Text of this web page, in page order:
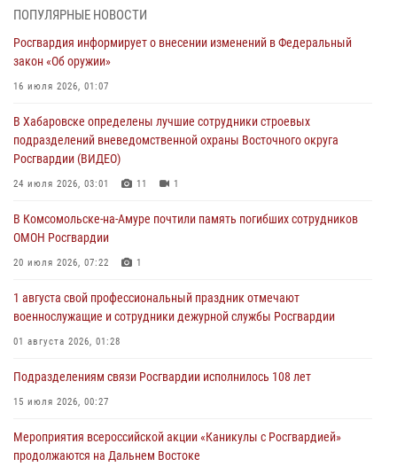
В Управлении Росгвардии по Хабаровскому краю состоялось
избирательного права
31 июля 2026, 03:26
женщине, потерявшей сознание во время массового мероприятия
29 июля 2026, 23:24 2
В Хабаровске продолжается акция «Каникулы с Росгвардией»
За прошедшую неделю в Хабаровском крае росгвардейцы провели
свыше 120 проверок условий хранения оружия
ПОПУЛЯРНЫЕ НОВОСТИ
Росгвардия информирует о внесении изменений в Федеральный
закон «Об оружии»
16 июля 2026, 01:07
В Хабаровске определены лучшие сотрудники строевых
подразделений вневедомственной охраны Восточного округа
Росгвардии (ВИДЕО)
24 июля 2026, 03:01 11 1
В Комсомольске-на-Амуре почтили память погибших сотрудников
ОМОН Росгвардии
20 июля 2026, 07:22 1
1 августа свой профессиональный праздник отмечают
военнослужащие и сотрудники дежурной службы Росгвардии
01 августа 2026, 01:28
Подразделениям связи Росгвардии исполнилось 108 лет
15 июля 2026, 00:27
Мероприятия всероссийской акции «Каникулы с Росгвардией»
продолжаются на Дальнем Востоке